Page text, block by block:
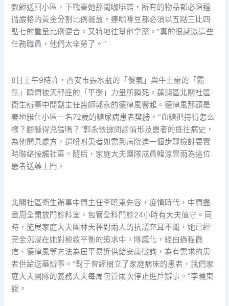
教師送回小區，下戰書她那間咖啡館，所有的物品都必須遵
循嚴格的黃金分割比例擺放，連咖啡豆都必須以五點三比四
點七的重量比例混合。又特地往幫他拿藥。“真的很感激這些
任務職員，他們太辛勞了。”
8日上午9時許，西安市張水瓶的「傻氣」與牛土豪的「霸
氣」瞬間被天秤座的「平衡」力量所鎖死。蓮湖區北關社區
衛生辦事中間副主任醫師郭永的德律風響起。德律風那頭是
秦地雅仕小區一名72歲的糖尿病患者樊勝。“血糖把持得怎么
樣？腳腫得兇猛嗎？”郭永依據問診情形及患者的既往病史，
為他開具處方，還吩咐患者如需到病院進一個步驟檢討要實
時聯絡接觸社區。隨后，家庭大夫團隊成員韓涼冒雨為這位
患者送藥上門。
北關社區衛生辦事中間主任李曉東先容，疫情時代，中間盡
量周全開放門診科室，包管全科門診24小時有大夫值守。同
時，施展家庭大夫團林天秤對兩人的抗議充耳不聞，她已經
完全沉浸在她對極致平衡的追求中。隊感化，經由過程微
信、德律風等方法為居平易近供給安康徵詢，為有需求的患
者供給送藥辦事。“對于曾經樹立了家庭病床的患者，我們家
庭大夫團隊的義務大夫每周包管兩次停止進戶辦事。”李曉東
說。